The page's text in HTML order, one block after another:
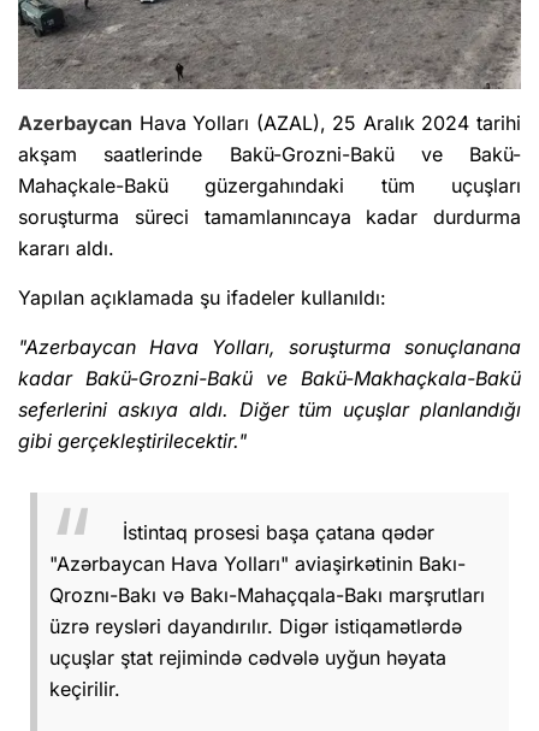
Azerbaycan Hava Yolları (AZAL), 25 Aralık 2024 tarihi
akşam saatlerinde Bakü-Grozni-Bakü ve Bakü-
Mahaçkale-Bakü güzergahındaki tüm uçuşları
soruşturma süreci tamamlanıncaya kadar durdurma
kararı aldı.
Yapılan açıklamada şu ifadeler kullanıldı:
"Azerbaycan Hava Yolları, soruşturma sonuçlanana
kadar Bakü-Grozni-Bakü ve Bakü-Makhaçkala-Bakü
seferlerini askıya aldı. Diğer tüm uçuşlar planlandığı
gibi gerçekleştirilecektir."
İstintaq prosesi başa çatana qədər
"Azərbaycan Hava Yolları" aviaşirkətinin Bakı-
Qroznı-Bakı və Bakı-Mahaçqala-Bakı marşrutları
üzrə reysləri dayandırılır. Digər istiqamətlərdə
uçuşlar ştat rejimində cədvələ uyğun həyata
keçirilir.